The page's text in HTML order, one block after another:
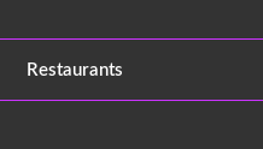
Restaurants